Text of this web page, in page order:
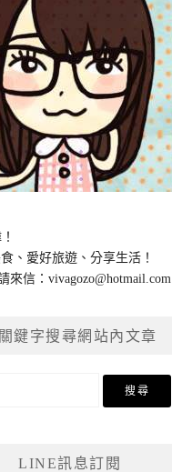
、愛好旅遊、分享生活！
來信：vivagozo@hotmail.com
鍵字搜尋網站內文章
LINE訊息訂閱